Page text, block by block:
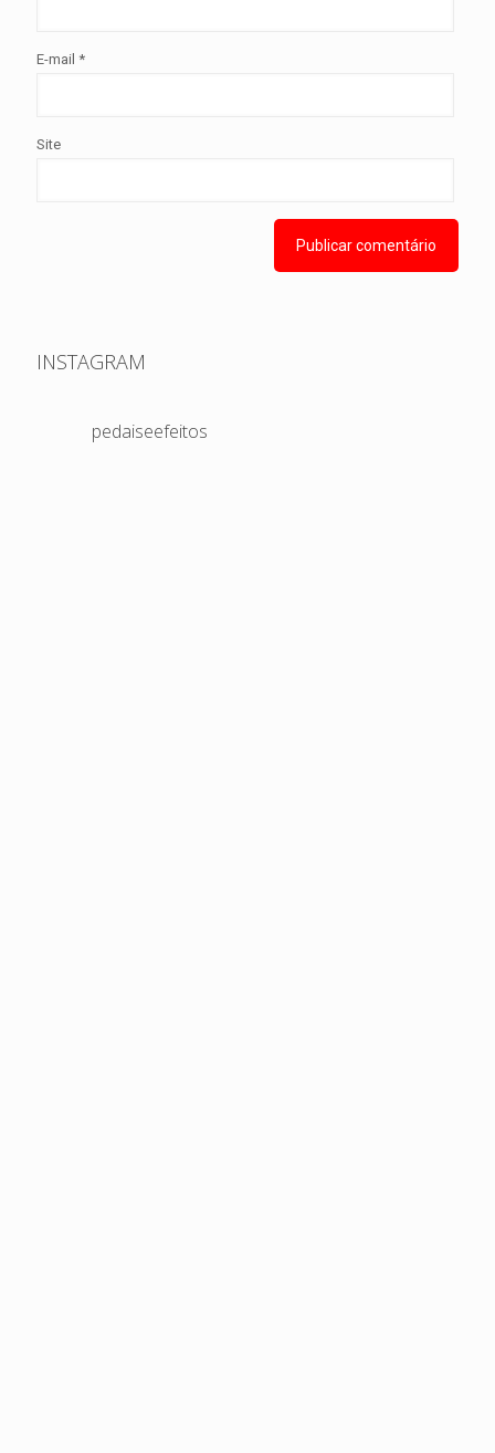
E-mail *
Site
INSTAGRAM
pedaiseefeitos